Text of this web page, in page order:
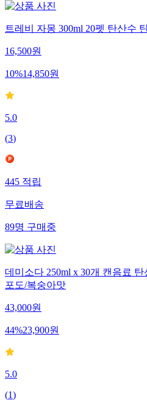
트레비 자몽 300ml 20펫 탄산수
16,500원
10%14,850원
5.0
(3)
445적립
무료배송
89명구매중
데미소다 250ml x 30개 캔음료
포도/복숭아맛
43,000원
44%23,900원
5.0
(1)